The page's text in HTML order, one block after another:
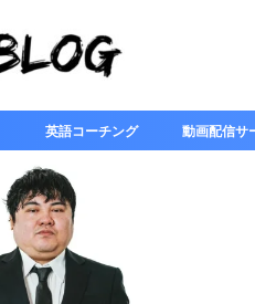
英語コーチング 動画配信サ